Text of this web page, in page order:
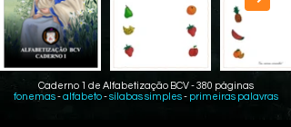
Caderno 1 de Alfabetização BCV - 380 páginas
fonemas-alfabeto-sílabas simples- primeiras palavras